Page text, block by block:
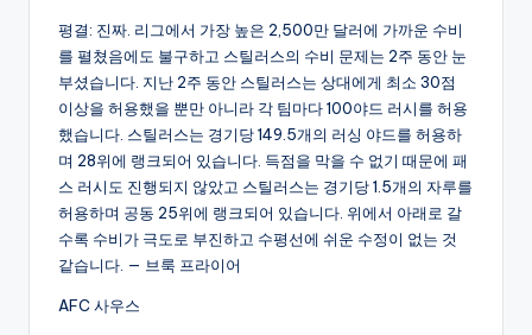
평결: 진짜. 리그에서 가장 높은 2,500만 달러에 가까운 수비
를 펼쳤음에도 불구하고 스틸러스의 수비 문제는 2주 동안 눈
부셨습니다. 지난 2주 동안 스틸러스는 상대에게 최소 30점
이상을 허용했을 뿐만 아니라 각 팀마다 100야드 러시를 허용
했습니다. 스틸러스는 경기당 149.5개의 러싱 야드를 허용하
며 28위에 랭크되어 있습니다. 득점을 막을 수 없기 때문에 패
스 러시도 진행되지 않았고 스틸러스는 경기당 1.5개의 자루를
허용하며 공동 25위에 랭크되어 있습니다. 위에서 아래로 갈
수록 수비가 극도로 부진하고 수평선에 쉬운 수정이 없는 것
같습니다. — 브룩 프라이어
AFC 사우스